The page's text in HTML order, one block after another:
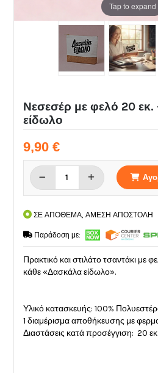
Tap to expand
Νεσεσέρ με φελό 20
είδωλο
9,90 €
ΣΕ ΑΠΟΘΕΜΑ, ΑΜΕΣΗ ΑΠΟΣΤΟΛΗ
Παράδοση με:
Πρακτικό και στιλάτο τσαντάκι με
κάθε «Δασκάλα είδωλο».
Υλικό κατασκευής: 100%
1 διαμέρισμα αποθήκευσης με
Διαστάσεις κατά προσέγγιση: 20